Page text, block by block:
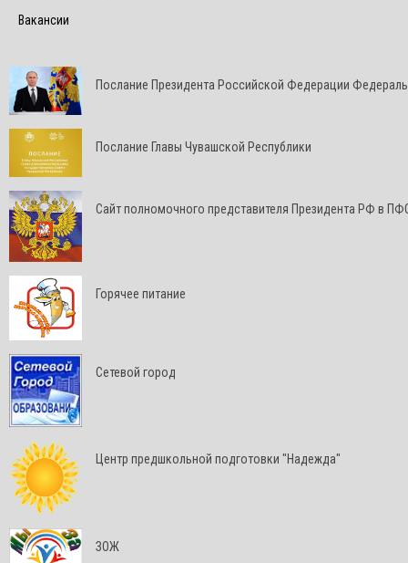
Вакансии
Послание Президента Российской Федерации
Послание Главы Чувашской Республики
Cайт полномочного представителя Президента РФ в
Горячее питание
Сетевой город
Центр предшкольной подготовки "Надежда"
ЗОЖ